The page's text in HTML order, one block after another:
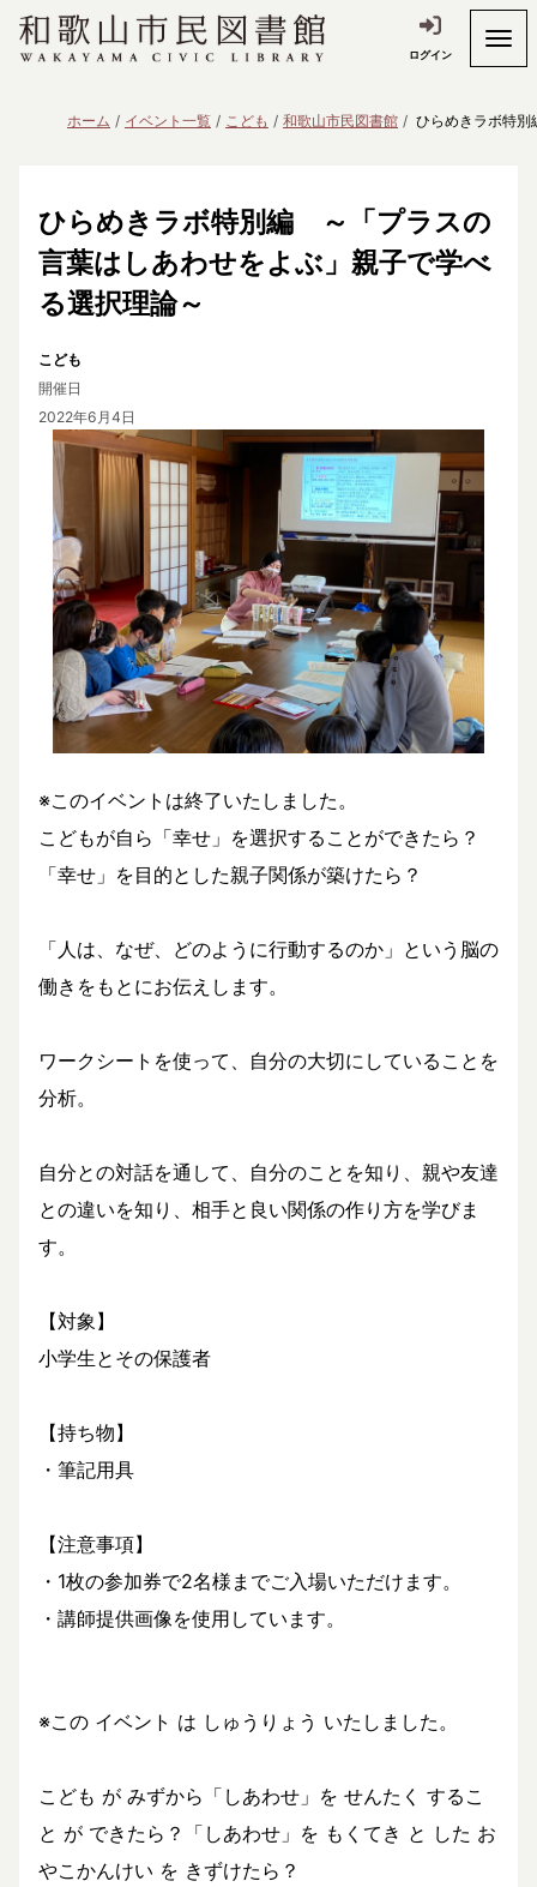
ログイン
ホーム イベント一覧 こども 和歌山市民図書館 ひらめきラボ特
ひらめきラボ特別編 ～「プラスの
言葉はしあわせをよぶ」親子で学べ
る選択理論～
こども
開催日
2022年6月4日
※このイベントは終了いたしました。
こどもが自ら「幸せ」を選択することができたら？
「幸せ」を目的とした親子関係が築けたら？
「人は、なぜ、どのように行動するのか」という脳の
働きをもとにお伝えします。
ワークシートを使って、自分の大切にしていることを
分析。
自分との対話を通して、自分のことを知り、親や友達
との違いを知り、相手と良い関係の作り方を学びま
す。
【対象】
小学生とその保護者
【持ち物】
・筆記用具
【注意事項】
・1枚の参加券で2名様までご入場いただけます。
・講師提供画像を使用しています。
※この イベント は しゅうりょう いたしました。
こども が みずから「しあわせ」を せんたく するこ
と が できたら？「しあわせ」を もくてき と した お
やこかんけい を きずけたら？